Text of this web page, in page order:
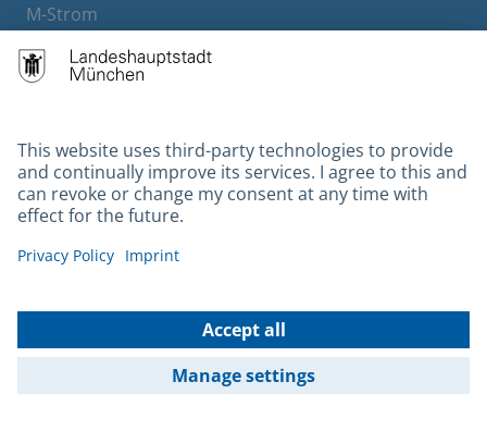
M-Strom
Hotels
Contact
Barrierefreiheit
Leichte Sprache
Gebärdensprache
Kontakt